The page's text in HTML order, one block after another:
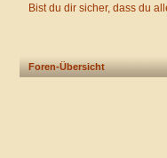
Bist du dir sicher, dass du
Foren-Übersicht